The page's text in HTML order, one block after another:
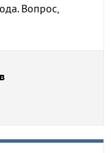
Вопрос,